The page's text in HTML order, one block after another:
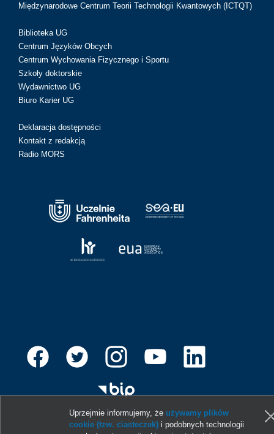
Międzynarodowe Centrum Teorii Technologii Kwantowych (ICTQT)
Biblioteka UG
Centrum Języków Obcych
Centrum Wychowania Fizycznego i Sportu
Szkoły doktorskie
Wydawnictwo UG
Biuro Karier UG
Deklaracja dostępności
Kontakt z redakcją
Radio MORS
© 2013-2026 Uniwersytet Gdański
Uprzejmie informujemy, że używamy plików
cookie (tzw. ciasteczek) i podobnych technologii